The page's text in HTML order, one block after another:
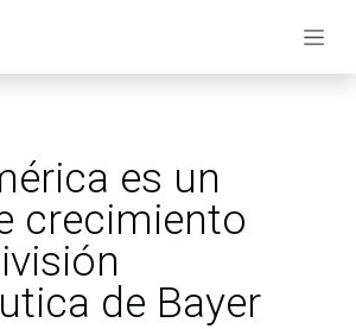
es un
crecimiento
de Bayer